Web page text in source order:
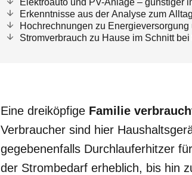
Elektroauto und PV-Anlage – günstiger
Erkenntnisse aus der Analyse zum
Hochrechnungen zu Energieversorgung
Stromverbrauch zu Hause im Schnitt bei
Eine dreiköpfige Familie
Verbraucher sind hier
gegebenenfalls Durchlauferhitzer
der Strombedarf erheblich, bis hin